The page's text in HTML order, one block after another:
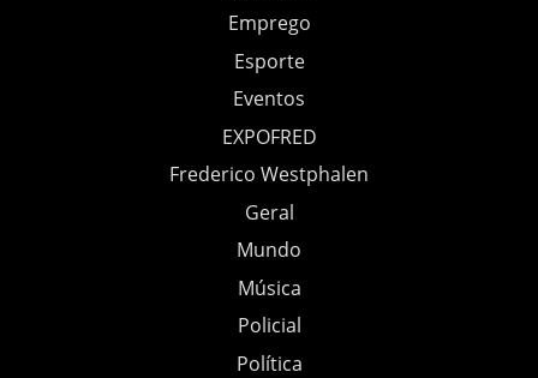
Emprego
Esporte
Eventos
EXPOFRED
Frederico Westphalen
Geral
Mundo
Música
Policial
Política